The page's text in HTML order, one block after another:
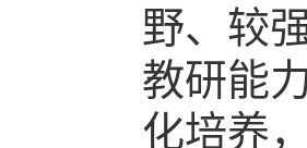
野、较
教研能
化培养